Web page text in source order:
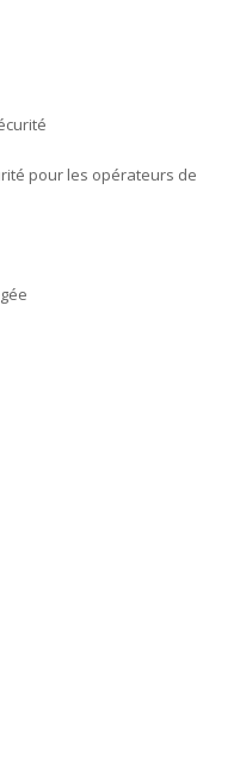
pour les opérateurs de